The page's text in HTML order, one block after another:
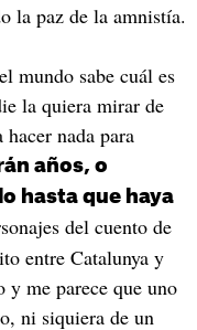
la paz de la amnistía.
mundo sabe cuál es
la quiera mirar de
hacer nada para
años, o
hasta que haya
del cuento de
entre Catalunya y
y me parece que uno
ni siquiera de un